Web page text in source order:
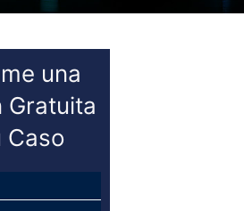
una
Gratuita
Caso